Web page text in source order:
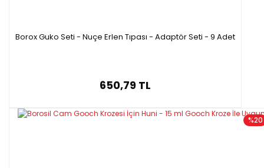
Borox Guko Seti - Nuçe Erlen Tıpası - Adaptör Seti - 9 Adet
650,79 TL
%20